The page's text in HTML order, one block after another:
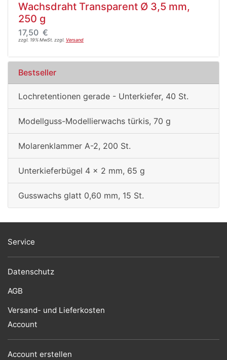
Wachsdraht Transparent Ø 3,5 mm,
250 g
17,50 €
zzgl. 19% MwSt. zzgl. Versand
Bestseller
Lochretentionen gerade - Unterkiefer, 40 St.
Modellguss-Modellierwachs türkis, 70 g
Molarenklammer A-2, 200 St.
Unterkieferbügel 4 x 2 mm, 65 g
Gusswachs glatt 0,60 mm, 15 St.
Service
Datenschutz
AGB
Versand- und Lieferkosten
Account
Account erstellen